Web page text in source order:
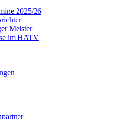
2025/26
Meister
im HATV